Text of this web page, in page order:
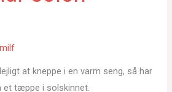
at kneppe i en varm seng, så har
et tæppe i solskinnet.